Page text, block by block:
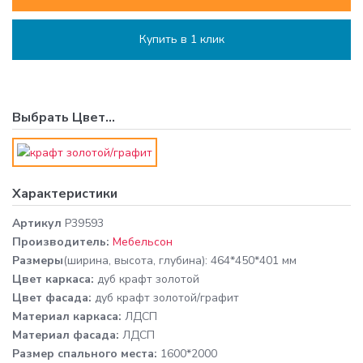
Купить в 1 клик
Выбрать Цвет...
Характеристики
Артикул P39593
Производитель: Мебельсон
Размеры(ширина, высота, глубина): 464*450*401 мм
Цвет каркаса: дуб крафт золотой
Цвет фасада: дуб крафт золотой/графит
Материал каркаса: ЛДСП
Материал фасада: ЛДСП
Размер спального места: 1600*2000